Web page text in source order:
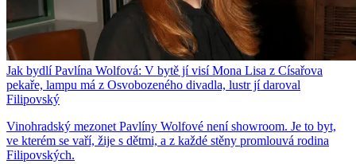
Jak bydlí Pavlína Wolfová: V bytě jí visí Mona Lisa z Císařova
pekaře, lampu má z Osvobozeného divadla, lustr jí daroval
Filipovský
Vinohradský mezonet Pavlíny Wolfové není showroom. Je to byt,
ve kterém se vaří, žije s dětmi, a z každé stěny promlouvá rodina
Filipovských.